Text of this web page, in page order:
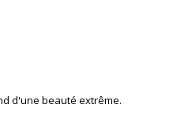
d'une beauté extrême.